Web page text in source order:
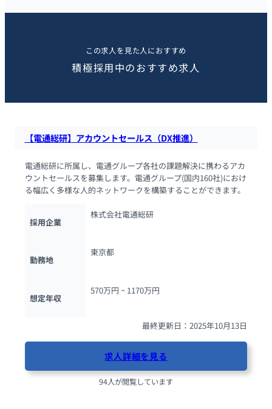
この求人を見た人におすすめ
積極採用中のおすすめ求人
【電通総研】アカウントセールス（DX推進）
電通総研に所属し、電通グループ各社の課題解決に携わるアカ
ウントセールスを募集します。電通グループ(国内160社)におけ
る幅広く多様な人的ネットワークを構築することができます。
採用企業
株式会社電通総研
勤務地
東京都
想定年収
570万円 ~ 1170万円
最終更新日：2025年10月13日
求人詳細を見る
94人が閲覧しています